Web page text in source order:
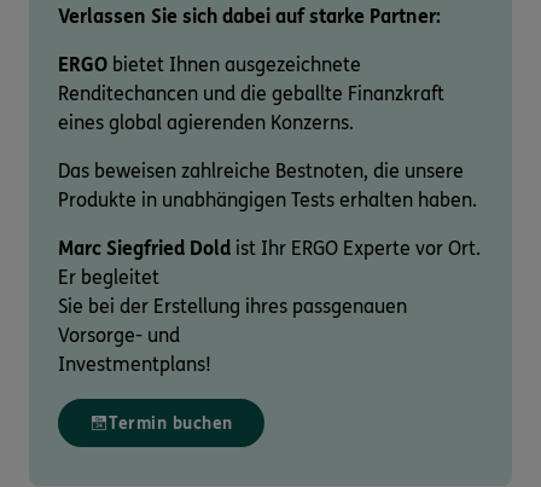
Verlassen Sie sich dabei auf starke Partner:
ERGO bietet Ihnen ausgezeichnete
Renditechancen und die geballte Finanzkraft
eines global agierenden Konzerns.
Das beweisen zahlreiche Bestnoten, die unsere
Produkte in unabhängigen Tests erhalten haben.
Marc Siegfried Dold ist Ihr ERGO Experte vor Ort.
Er begleitet
Sie bei der Erstellung ihres passgenauen
Vorsorge- und
Investmentplans!
Termin buchen